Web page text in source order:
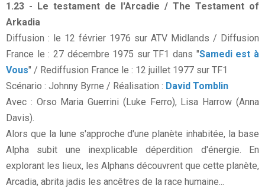
1.23 - Le testament de l'Arcadie / The Testament of
Arkadia
Diffusion : le 12 février 1976 sur ATV Midlands / Diffusion
France le : 27 décembre 1975 sur TF1 dans "Samedi est à
Vous" / Rediffusion France le : 12 juillet 1977 sur TF1
Scénario : Johnny Byrne / Réalisation : David Tomblin
Avec : Orso Maria Guerrini (Luke Ferro), Lisa Harrow (Anna
Davis).
Alors que la lune s'approche d'une planète inhabitée, la base
Alpha subit une inexplicable déperdition d'énergie. En
explorant les lieux, les Alphans découvrent que cette planète,
Arcadia, abrita jadis les ancêtres de la race humaine...